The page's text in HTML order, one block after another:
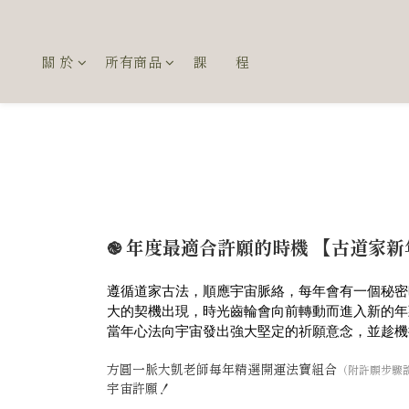
關 於 所有商品 課 程
֎ 年度最適合許願的時機 【古道家
遵循道家古法，順應宇宙脈絡，每年會有一個秘
大的契機出現，時光齒輪會向前轉動而進入新的
當年心法向宇宙發出強大堅定的祈願意念，並趁
方圓一脈大凱老師每年精選開運法寶組合 （附許願步驟
宇宙許願！